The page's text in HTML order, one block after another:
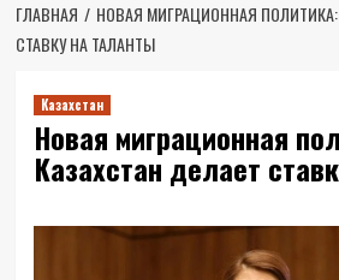
ГЛАВНАЯ
НОВАЯ МИГРАЦИОННАЯ
СТАВКУ НА ТАЛАНТЫ
Казахстан
Новая миграционная
Казахстан делает